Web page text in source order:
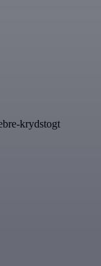
krydstogt